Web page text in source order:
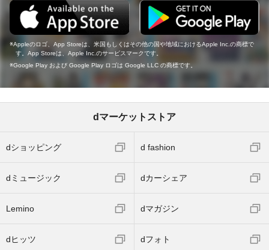
Appleのロゴ、App Storeは、米国もしくはその他の国や地域におけるApple Inc.の商標で
す。App Storeは、Apple Inc.のサービスマークです。
Google Play および Google Play ロゴは Google LLC の商標です。
dマーケットストア
dショッピング d fashion
dミュージック dカーシェア
Lemino dマガジン
dヒッツ dフォト